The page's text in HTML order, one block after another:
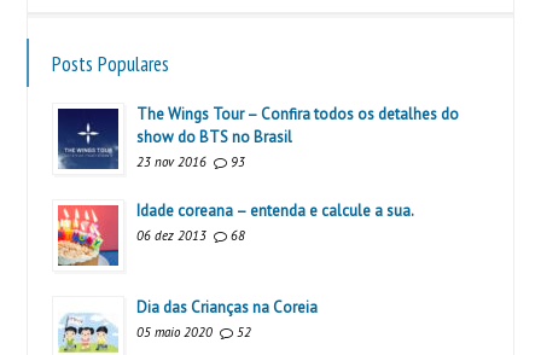
Posts Populares
The Wings Tour – Confira todos os detalhes do
show do BTS no Brasil
23 nov 2016 93
Idade coreana – entenda e calcule a sua.
06 dez 2013 68
Dia das Crianças na Coreia
05 maio 2020 52